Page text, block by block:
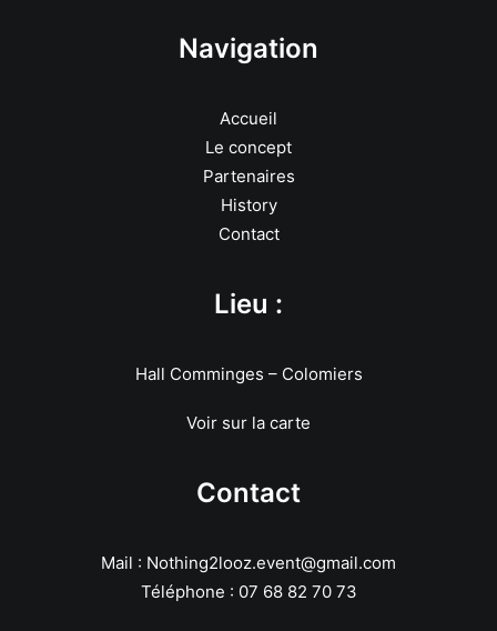
Navigation
Accueil
Le concept
Partenaires
History
Contact
Lieu :
Hall Comminges – Colomiers
Voir sur la carte
Contact
Mail : Nothing2looz.event@gmail.com
Téléphone : 07 68 82 70 73